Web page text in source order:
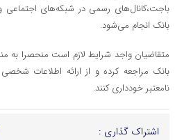
باجت،کانال‌های رسمی در شبکه‌های اجتماعی
بانک انجام می‌شود.
متقاضیان واجد شرایط لازم است منحصرا به
بانک مراجعه کرده و از ارائه اطلاعات
نامعتبر خودداری کنند.
اشتراک گذاری :